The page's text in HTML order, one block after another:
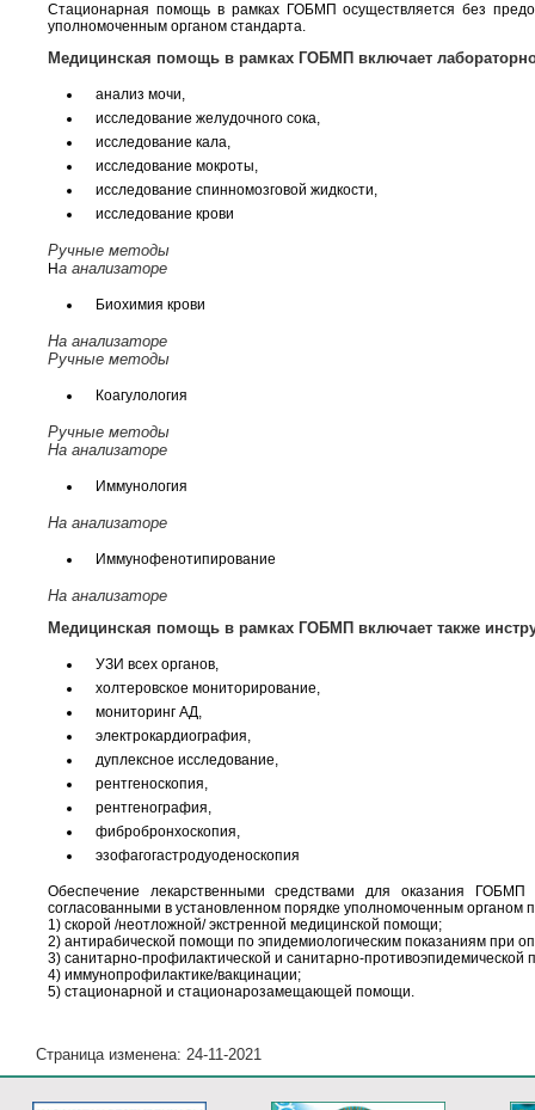
Стационарная помощь в рамках ГОБМП осуществляется без
уполномоченным органом стандарта.
Медицинская помощь в рамках ГОБМП включает
анализ мочи,
исследование желудочного сока,
исследование кала,
исследование мокроты,
исследование спинномозговой жидкости,
исследование крови
Ручные методы
На анализаторе
Биохимия крови
На анализаторе
Ручные методы
Коагулология
Ручные методы
На анализаторе
Иммунология
На анализаторе
Иммунофенотипирование
На анализаторе
Медицинская помощь в рамках ГОБМП включает также
УЗИ всех органов,
холтеровское мониторирование,
мониторинг АД,
электрокардиография,
дуплексное исследование,
рентгеноскопия,
рентгенография,
фибробронхоскопия,
эзофагогастродуоденоскопия
Обеспечение лекарственными средствами для оказания
согласованными в установленном порядке уполномоченным органом
1) скорой /неотложной/ экстренной медицинской помощи;
2) антирабической помощи по эпидемиологическим показаниям при
3) санитарно-профилактической и санитарно-
4) иммунопрофилактике/вакцинации;
5) стационарной и стационарозамещающей помощи.
Страница изменена: 24-11-2021